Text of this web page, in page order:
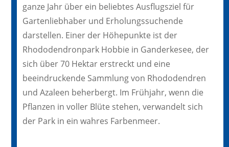
ganze Jahr über ein beliebtes Ausflugsziel für
Gartenliebhaber und Erholungssuchende
darstellen. Einer der Höhepunkte ist der
Rhododendronpark Hobbie in Ganderkesee, der
sich über 70 Hektar erstreckt und eine
beeindruckende Sammlung von Rhododendren
und Azaleen beherbergt. Im Frühjahr, wenn die
Pflanzen in voller Blüte stehen, verwandelt sich
der Park in ein wahres Farbenmeer.